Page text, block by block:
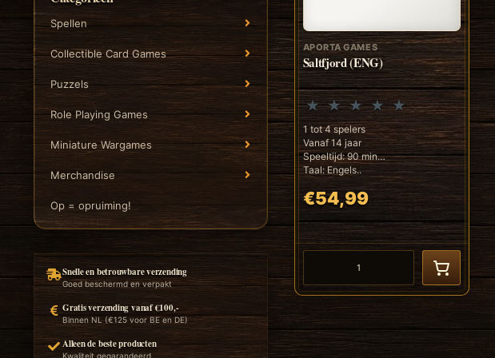
Spellen
Collectible Card Games
Puzzels
Role Playing Games
Miniature Wargames
Merchandise
Op = opruiming!
Snelle en betrouwbare verzending
Goed beschermd en verpakt
Gratis verzending vanaf €100,-
Binnen NL (€125 voor BE en DE)
Alleen de beste producten
Kwaliteit gegarandeerd
APORTA GAMES
Saltfjord (ENG)
1 tot 4 spelers
Vanaf 14 jaar
Speeltijd: 90 min
Taal: Engels..
€54,99